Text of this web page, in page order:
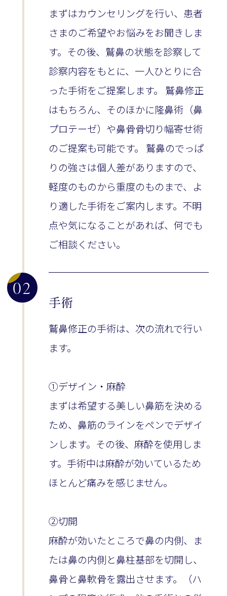
まずはカウンセリングを行い、患者
さまのご希望やお悩みをお聞きしま
す。その後、鷲鼻の状態を診察して
診察内容をもとに、一人ひとりに合
った手術をご提案します。 鷲鼻修正
はもちろん、そのほかに隆鼻術（鼻
プロテーゼ）や鼻骨骨切り幅寄せ術
のご提案も可能です。 鷲鼻のでっぱ
りの強さは個人差がありますので、
軽度のものから重度のものまで、よ
り適した手術をご案内します。不明
点や気になることがあれば、何でも
ご相談ください。
02
手術
鷲鼻修正の手術は、次の流れで行い
ます。
①デザイン・麻酔
まずは希望する美しい鼻筋を決める
ため、鼻筋のラインをペンでデザイ
ンします。その後、麻酔を使用しま
す。手術中は麻酔が効いているため
ほとんど痛みを感じません。
②切開
麻酔が効いたところで鼻の内側、ま
たは鼻の内側と鼻柱基部を切開し、
鼻骨と鼻軟骨を露出させます。（ハ